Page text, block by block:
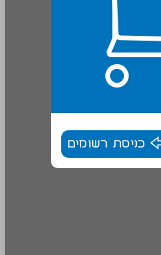
כניסת רשומים